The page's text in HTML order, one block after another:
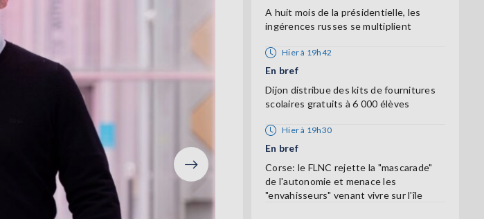
Suivant
A huit mois de la présidentielle, les
ingérences russes se multiplient
Hier à 19h42
En bref
Dijon distribue des kits de fournitures
scolaires gratuits à 6 000 élèves
Hier à 19h30
En bref
Corse: le FLNC rejette la "mascarade"
de l'autonomie et menace les
"envahisseurs" venant vivre sur l'île